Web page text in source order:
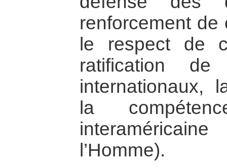
renforcement de
le respect de
ratification de
internationaux,
la
l’Homme).